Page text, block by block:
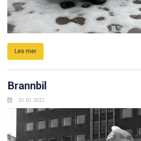
Les mer
Brannbil
01.01.2021